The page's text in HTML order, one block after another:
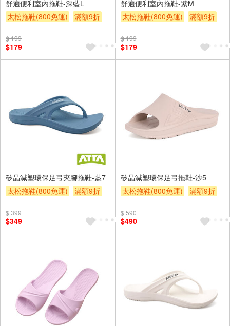
舒適便利室內拖鞋-深藍L
太松拖鞋(800免運)
滿額9折
$ 199
$179
舒適便利室內拖鞋-紫M
太松拖鞋(800免運)
滿額9折
$ 199
$179
矽晶減塑環保足弓夾腳拖鞋-藍7
太松拖鞋(800免運)
滿額9折
$ 399
$349
矽晶減塑環保足弓拖鞋-沙5
太松拖鞋(800免運)
滿額9折
$ 590
$490